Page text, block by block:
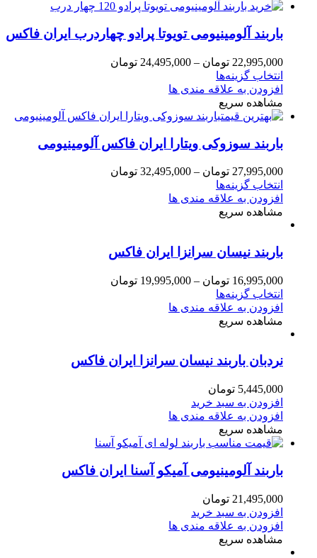
باربند آلومینیومی تویوتا پرادو چهاردرب ایران فاکس
22,995,000 تومان –
24,495,000 تومان
انتخاب گزینه‌ها
افزودن به علاقه مندی ها
مشاهده سریع
باربند سوزوکی ویتارا ایران فاکس آلومینیومی
27,995,000 تومان –
32,495,000 تومان
انتخاب گزینه‌ها
افزودن به علاقه مندی ها
مشاهده سریع
باربند نیسان سرانزا ایران فاکس
16,995,000 تومان –
19,995,000 تومان
انتخاب گزینه‌ها
افزودن به علاقه مندی ها
مشاهده سریع
نردبان باربند نیسان سرانزا ایران فاکس
5,445,000 تومان
افزودن به سبد خرید
افزودن به علاقه مندی ها
مشاهده سریع
باربند آلومینیومی آمیکو آسنا ایران فاکس
21,495,000 تومان
افزودن به سبد خرید
افزودن به علاقه مندی ها
مشاهده سریع